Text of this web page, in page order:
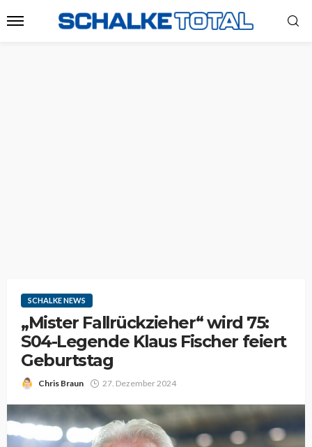
SCHALKE NEWS
„Mister Fallrückzieher“ wird 75:
S04-Legende Klaus Fischer feiert
Geburtstag
Chris Braun 27. Dezember 2024